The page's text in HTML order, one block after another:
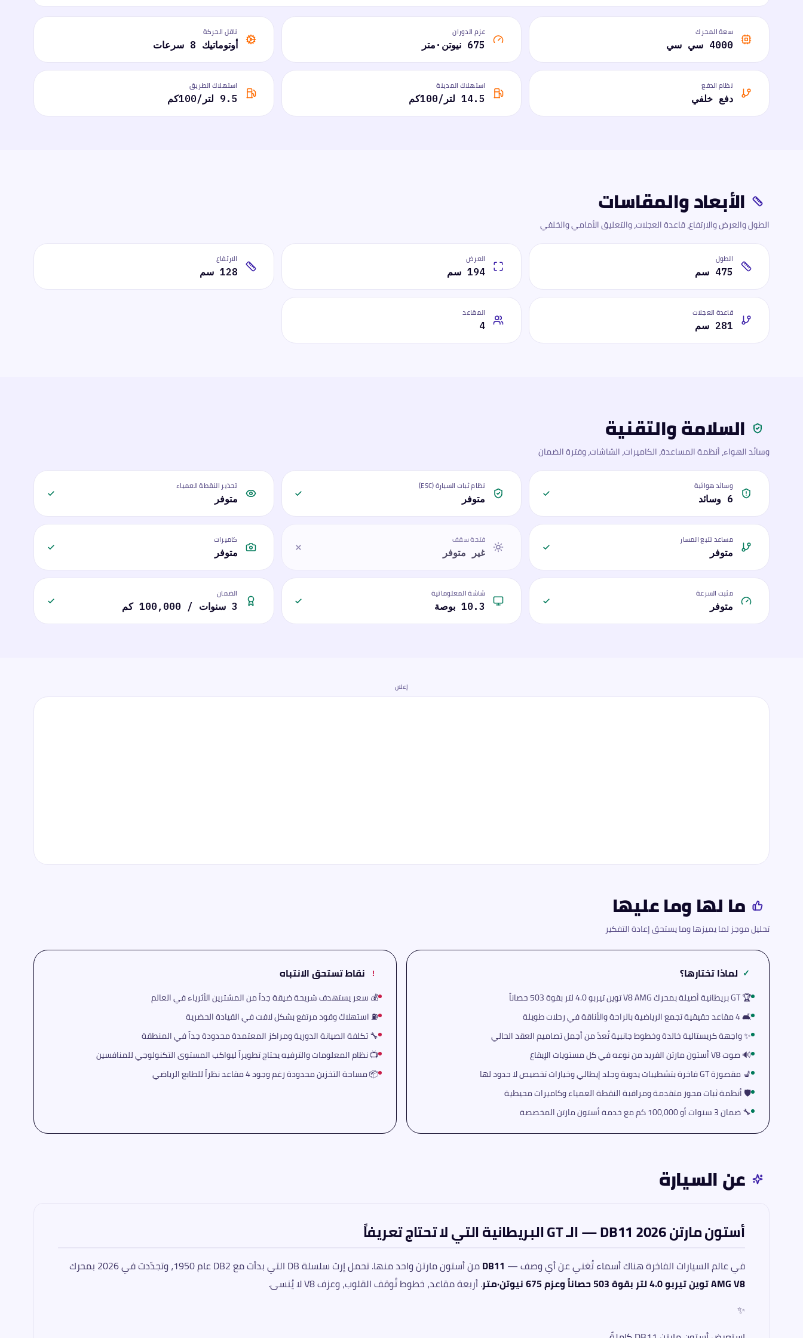
سعة المحرك
4000 سي سي
عزم الدوران
675 نيوتن·متر
ناقل الحركة
أوتوماتيك 8 سرعات
نظام الدفع
دفع خلفي
استهلاك المدينة
14.5 لتر/100كم
استهلاك الطريق
9.5 لتر/100كم
الأبعاد والمقاسات
الطول والعرض والارتفاع، قاعدة العجلات، والتعليق الأمامي والخلفي
الطول
475 سم
العرض
194 سم
الارتفاع
128 سم
قاعدة العجلات
281 سم
المقاعد
4
السلامة والتقنية
وسائد الهواء، أنظمة المساعدة، الكاميرات، الشاشات، وفترة الضمان
وسائد هوائية
6 وسائد
نظام ثبات السيارة (ESC)
متوفر
تحذير النقطة العمياء
متوفر
مساعد تتبع المسار
متوفر
فتحة سقف
غير متوفر
كاميرات
متوفر
مثبت السرعة
متوفر
شاشة المعلوماتية
10.3 بوصة
الضمان
3 سنوات / 100,000 كم
إعلان
ما لها وما عليها
تحليل موجز لما يميزها وما يستحق إعادة التفكير
✓ لماذا تختارها؟
🏆 GT بريطانية أصيلة بمحرك V8 AMG توين تيربو 4.0 لتر بقوة 503 حصاناً
🛋️ 4 مقاعد حقيقية تجمع الرياضية بالراحة والأناقة في رحلات طويلة
✨ واجهة كريستالية خالدة وخطوط جانبية تُعدّ من أجمل تصاميم العقد الحالي
🔊 صوت V8 أستون مارتن الفريد من نوعه في كل مستويات الإيقاع
💺 مقصورة GT فاخرة بتشطيبات يدوية وجلد إيطالي وخيارات تخصيص لا حدود لها
🛡️ أنظمة ثبات محور متقدمة ومراقبة النقطة العمياء وكاميرات محيطية
🔧 ضمان 3 سنوات أو 100,000 كم مع خدمة أستون مارتن المخصصة
! نقاط تستحق الانتباه
💰 سعر يستهدف شريحة ضيقة جداً من المشترين الأثرياء في العالم
⛽ استهلاك وقود مرتفع بشكل لافت في القيادة الحضرية
🔧 تكلفة الصيانة الدورية ومراكز المعتمدة محدودة جداً في المنطقة
📺 نظام المعلومات والترفيه يحتاج تطويراً ليواكب المستوى التكنولوجي للمنافسين
📦 مساحة التخزين محدودة رغم وجود 4 مقاعد نظراً للطابع الرياضي
عن السيارة
أستون مارتن DB11 2026 — الـ GT البريطانية التي لا تحتاج تعريفاً
في عالم السيارات الفاخرة هناك أسماء تُغني عن أي وصف — DB11من أستون مارتن واحد منها. تحمل إرث سلسلة DB التي بدأت مع DB2 عام 1950، وتجدّدت في 2026 بمحرك
AMG V8 توين تيربو 4.0 لتر بقوة 503 حصاناً وعزم 675 نيوتن·متر
. أربعة مقاعد، خطوط تُوقف القلوب، وعزف V8 لا يُنسى.
✨